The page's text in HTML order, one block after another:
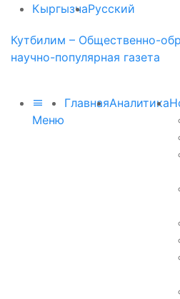
КыргызчаРусский
Кутбилим – Общественно-
научно-популярная газета
Меню
ГлавнаяАналитика